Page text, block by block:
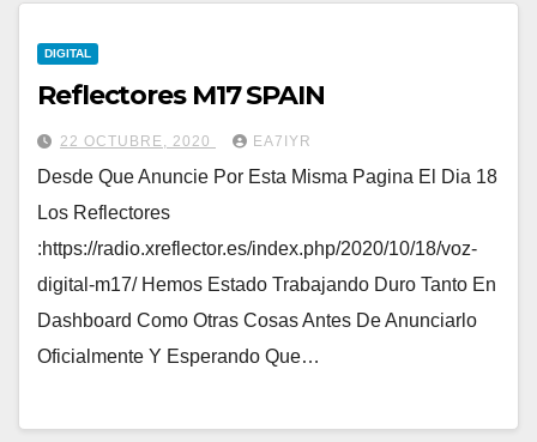
DIGITAL
Reflectores M17 SPAIN
22 OCTUBRE, 2020 EA7IYR
Desde Que Anuncie Por Esta Misma Pagina El Dia 18
Los Reflectores
:https://radio.xreflector.es/index.php/2020/10/18/voz-
digital-m17/ Hemos Estado Trabajando Duro Tanto En
Dashboard Como Otras Cosas Antes De Anunciarlo
Oficialmente Y Esperando Que…